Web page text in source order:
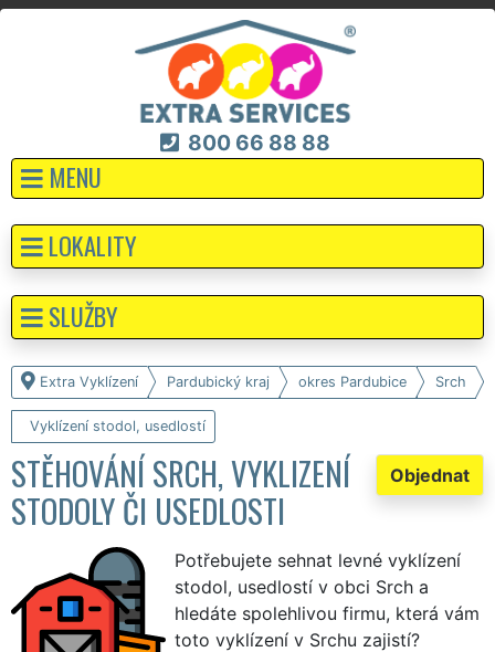
800 66 88 88
MENU
Extra Vyklízení Pardubický kraj okres Pardubice Srch
Vyklízení stodol, usedlostí
Objednat
STĚHOVÁNÍ SRCH, VYKLIZENÍ
STODOLY ČI USEDLOSTI
Potřebujete sehnat levné vyklízení
stodol, usedlostí v obci Srch a
hledáte spolehlivou firmu, která vám
toto vyklízení v Srchu zajistí?
LOKALITY
SLUŽBY